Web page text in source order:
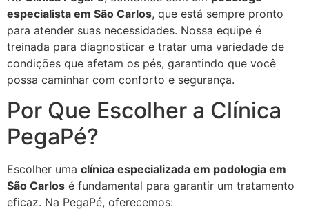
especialista em São Carlos, que está sempre pronto
para atender suas necessidades. Nossa equipe é
treinada para diagnosticar e tratar uma variedade de
condições que afetam os pés, garantindo que você
possa caminhar com conforto e segurança.
Por Que Escolher a Clínica
PegaPé?
Escolher uma clínica especializada em podologia em
São Carlos é fundamental para garantir um tratamento
eficaz. Na PegaPé, oferecemos: